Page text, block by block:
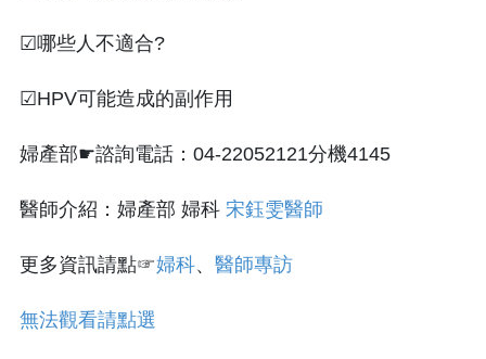
☑哪些人不適合?
☑HPV可能造成的副作用
婦產部☛諮詢電話：04-22052121分機4145
醫師介紹：婦產部 婦科 宋鈺雯醫師
更多資訊請點☞婦科、 醫師專訪
無法觀看請點選